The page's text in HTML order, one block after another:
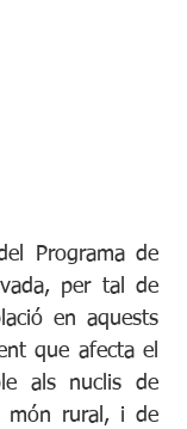
Programa de
per tal de
en aquests
que afecta el
als nuclis de
món rural, i de